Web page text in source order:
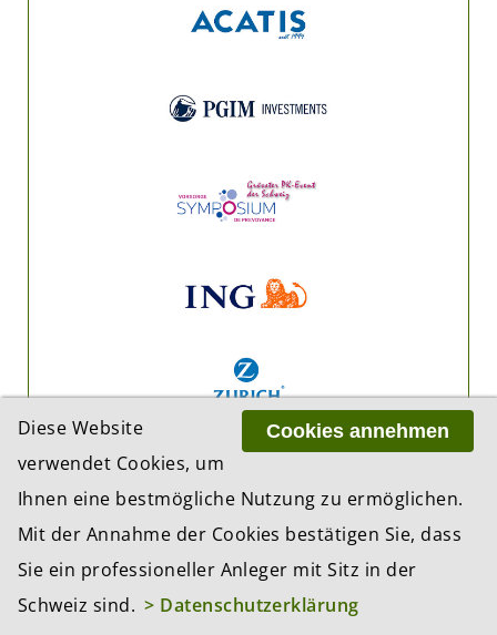
Cookies annehmen
Diese Website
verwendet Cookies, um
Ihnen eine bestmögliche Nutzung zu ermöglichen.
Mit der Annahme der Cookies bestätigen Sie, dass
Sie ein professioneller Anleger mit Sitz in der
Schweiz sind. > Datenschutzerklärung